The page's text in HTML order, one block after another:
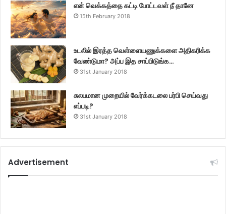
என் வெக்கத்தை கட்டி போட்டவள் நீ தானே
15th February 2018
உடலில் இரத்த வெள்ளையணுக்களை அதிகரிக்க
வேண்டுமா? அப்ப இத சாப்பிடுங்க…
31st January 2018
சுலபமான முறையில் வேர்க்கடலை பர்பி செய்வது
எப்படி?
31st January 2018
Advertisement